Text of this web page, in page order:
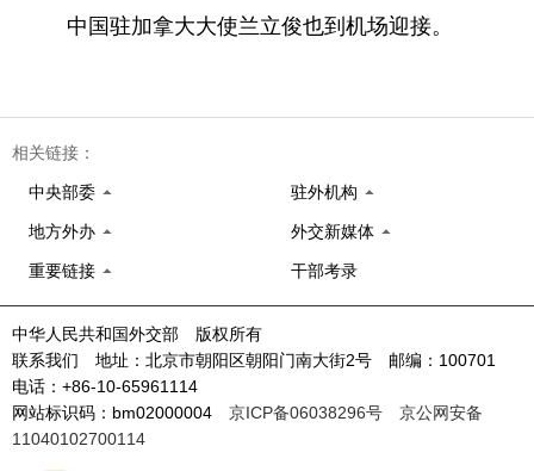
中国驻加拿大大使兰立俊也到机场迎接。
相关链接：
中央部委 驻外机构
地方外办 外交新媒体
重要链接 干部考录
中华人民共和国外交部 版权所有
联系我们 地址：北京市朝阳区朝阳门南大街2号 邮编：100701
电话：+86-10-65961114
网站标识码：bm02000004 京ICP备06038296号
京公网安备
11040102700114